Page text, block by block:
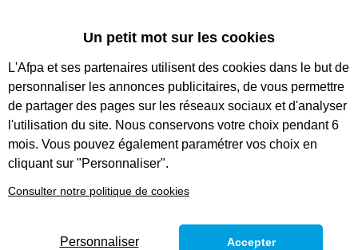
CODES
ANIMATEUR LOISIR TOURISME
- CONTRAT EN ALTERNANCE
Un petit mot sur les cookies
L'Afpa et ses partenaires utilisent des cookies dans le but de
personnaliser les annonces publicitaires, de vous permettre
de partager des pages sur les réseaux sociaux et d'analyser
l'utilisation du site. Nous conservons votre choix pendant 6
mois. Vous pouvez également paramétrer vos choix en
cliquant sur "Personnaliser".
Consulter notre politique de cookies
Personnaliser Accepter